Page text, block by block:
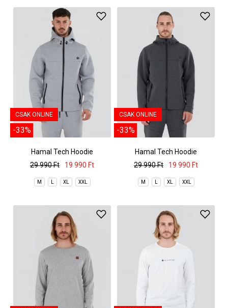
CSAK ONLINE
-33%
Hamal Tech Hoodie
29 990 Ft
19 990 Ft
M L XL XXL
CSAK ONLINE
-33%
Hamal Tech Hoodie
29 990 Ft
19 990 Ft
M L XL XXL